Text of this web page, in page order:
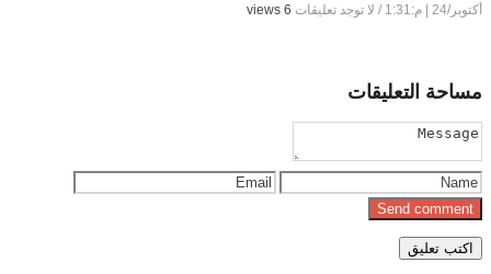
أكتوبر/24 | م:1:31 / لا توجد تعليقات 6 views
مساحة التعليقات